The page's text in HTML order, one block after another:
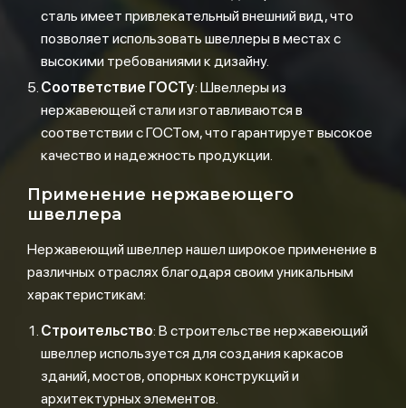
сталь имеет привлекательный внешний вид, что
позволяет использовать швеллеры в местах с
высокими требованиями к дизайну.
Соответствие ГОСТу: Швеллеры из
нержавеющей стали изготавливаются в
соответствии с ГОСТом, что гарантирует высокое
качество и надежность продукции.
Применение нержавеющего
швеллера
Нержавеющий швеллер нашел широкое применение в
различных отраслях благодаря своим уникальным
характеристикам:
Строительство: В строительстве нержавеющий
швеллер используется для создания каркасов
зданий, мостов, опорных конструкций и
архитектурных элементов.